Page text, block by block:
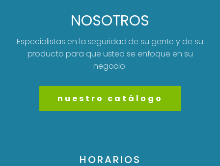
NOSOTROS
Especialistas en la seguridad de su gente y de su
producto para que usted se enfoque en su
negocio.
nuestro catálogo
HORARIOS